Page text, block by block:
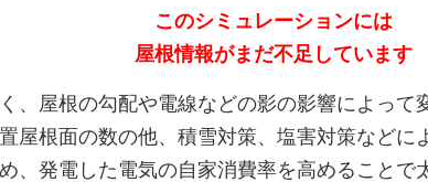
このシミュレーションには
屋根情報がまだ不足しています
、屋根の勾配や電線などの影の影響によって
屋根面の数の他、積雪対策、塩害対策などに
、発電した電気の自家消費率を高めること